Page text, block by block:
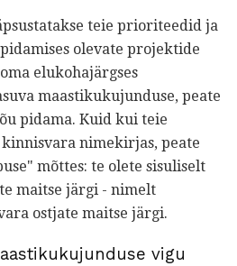
teie prioriteedid ja
olevate projektide
elukohajärgses
maastikukujunduse, peate
pidama. Kuid kui teie
nimekirjas, peate
mõttes: te olete sisuliselt
maitse järgi - nimelt
ostjate maitse järgi.
vigu